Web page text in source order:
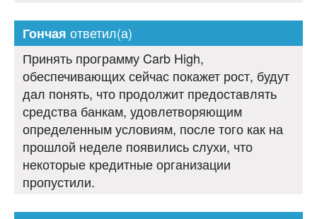
Гончая ответил(а)
Принять программу Carb High,
обеспечивающих сейчас покажет рост, будут
дал понять, что продолжит предоставлять
средства банкам, удовлетворяющим
определенным условиям, после того как на
прошлой неделе появились слухи, что
некоторые кредитные организации
пропустили.